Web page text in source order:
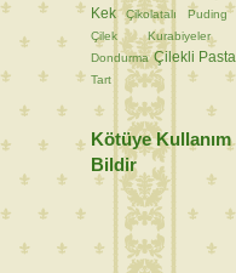
Kek
Çikolatalı Puding
Çilek Kurabiyeler
Dondurma Çilekli Pasta
Tart
Kötüye Kullanım
Bildir